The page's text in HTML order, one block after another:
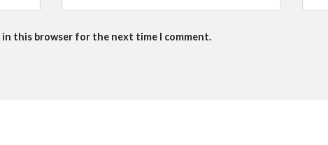
in this browser for the next time I comment.